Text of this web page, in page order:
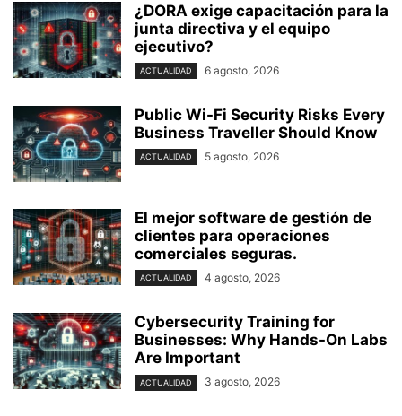
¿DORA exige capacitación para la
junta directiva y el equipo
ejecutivo?
ACTUALIDAD 6 agosto, 2026
Public Wi-Fi Security Risks Every
Business Traveller Should Know
ACTUALIDAD 5 agosto, 2026
El mejor software de gestión de
clientes para operaciones
comerciales seguras.
ACTUALIDAD 4 agosto, 2026
Cybersecurity Training for
Businesses: Why Hands-On Labs
Are Important
ACTUALIDAD 3 agosto, 2026